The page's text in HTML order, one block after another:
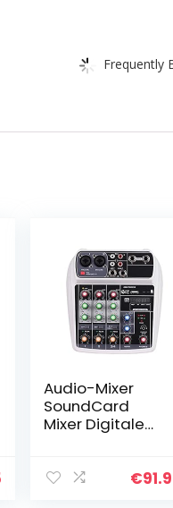
Frequently
Audio-Mixer
SoundCard
Mixer Digitale
USB-ingang +
€